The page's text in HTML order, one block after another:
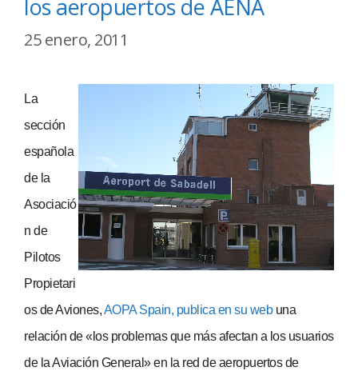
los aeropuertos de AENA
25 enero, 2011
La
sección
española
de la
Asociació
n de
Pilotos
Propietari
os de Aviones,AOPA Spain, publica en su webuna
relación de «los problemas que más afectan a los usuarios
de la Aviación General» en la red de aeropuertos de